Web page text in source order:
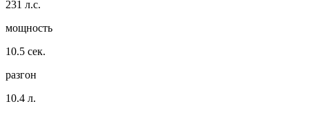
231 л.с.
мощность
10.5 сек.
разгон
10.4 л.